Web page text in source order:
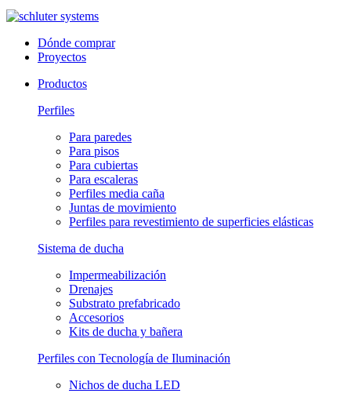
Dónde comprar
Proyectos
Productos
Perfiles
Para paredes
Para pisos
Para cubiertas
Para escaleras
Perfiles media caña
Juntas de movimiento
Perfiles para revestimiento de superficies elásticas
Sistema de ducha
Impermeabilización
Drenajes
Substrato prefabricado
Accesorios
Kits de ducha y bañera
Perfiles con Tecnología de Iluminación
Nichos de ducha LED